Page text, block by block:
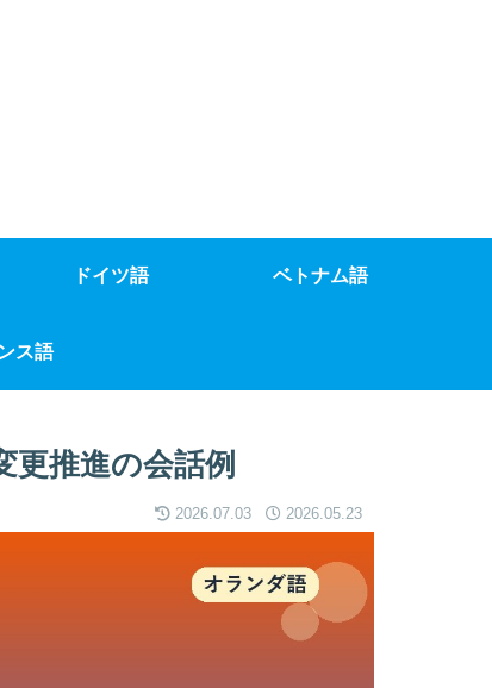
ドイツ語 ベトナム語
ス語
更推進の会話例
2026.07.03 2026.05.23